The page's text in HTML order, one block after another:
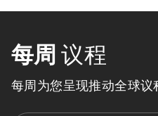
每周 议程
每周为您呈现推动全球议